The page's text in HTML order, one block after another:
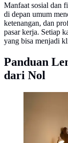
Manfaat sosial dan
di depan umum
ketenangan, dan
pasar kerja. Setiap
yang bisa menjadi
Panduan
dari Nol